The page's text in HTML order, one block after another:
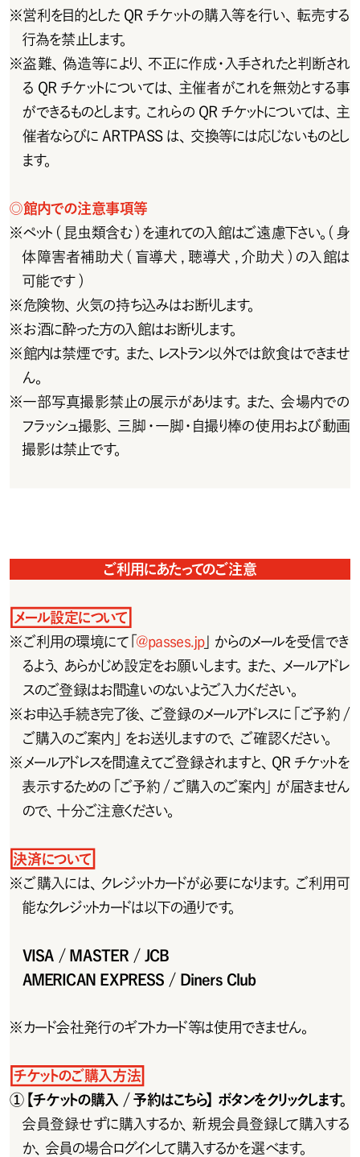
※営利を目的としたQRチケットの購入等を行い、転売する
行為を禁止します。
※盗難、偽造等により、不正に作成・入手されたと判断され
るQRチケットについては、主催者がこれを無効とする事
ができるものとします。これらの QR チケットについては、主
催者ならびにARTPASSは、交換等には応じないものとし
ます。
◎館内での注意事項等
※ペット(昆虫類含む)を連れての入館はご遠慮下さい。(身
体障害者補助犬(盲導犬,聴導犬,介助犬)の入館は
可能です)
※危 険 物 、火 気 の 持 ち 込 み は お 断りします。
※お 酒 に 酔 った 方 の入 館 は お 断りします。
※館内は禁煙です。また、レストラン以外では飲食はできませ
ん。
※一部写真撮影禁止の展示があります。また、会場内での
フラッシュ撮影、三脚・一脚・自撮り棒の使用および動画
撮影は禁止です。
ご利用にあたってのご注意
メール設定について
※ご 利 用 の 環 境 に て「 @passes.jp」からのメールを受信でき
るよう、あらかじめ設定をお願いします。また、メールアドレ
スのご登 録はお間違いのないようご入 力ください。
※お申込手続き完了後、ご登録のメールアドレスに「ご予約 /
ご 購 入のご 案 内 」をお 送りしますので 、ご 確 認ください 。
※ メールアドレスを間違えてご登録されますと、QRチケットを
表示するための「ご予約 /ご購入のご案内」が届きません
ので、十分ご注意ください。
決済について
※ご 購 入 には 、クレジットカードが 必 要 に なります。ご 利 用 可
能なクレジットカードは以下の通りです。
VISA / MASTER / JCB
AMERICAN EXPRESS / Diners Club
※カード会 社 発 行のギフトカード等は使 用できません。
チ ケットのご 購 入 方 法
①【チケットの購入 / 予約はこちら】ボタンをクリックします。
会員登録せずに購入するか、新規会員登録して購入する
か、会員の場合ログインして購入するかを選べます。